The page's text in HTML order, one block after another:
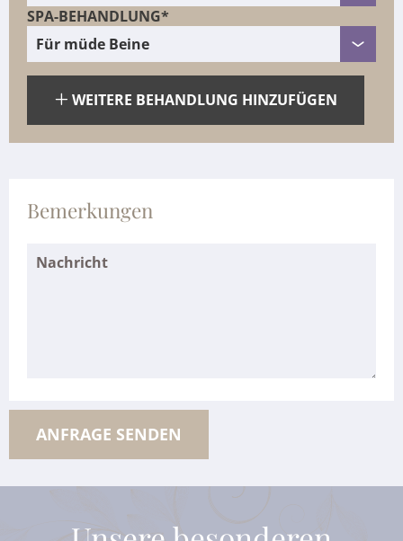
SPA-BEHANDLUNG*
WEITERE BEHANDLUNG HINZUFÜGEN
Bemerkungen